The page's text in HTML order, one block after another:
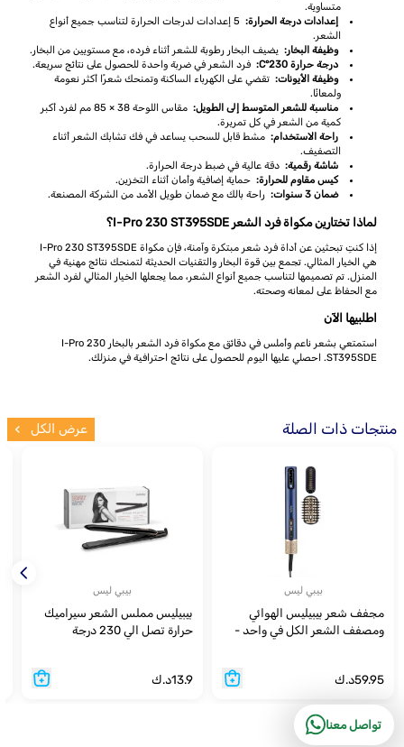
متساوية.
إعدادات درجة الحرارة:
5 إعدادات لدرجات الحرارة لتناسب جميع أنواع
الشعر.
وظيفة البخار: يضيف البخار رطوبة للشعر أثناء فرده، مع مستويين من البخار.
درجة حرارة 230°C:
فرد الشعر في ضربة واحدة للحصول على نتائج سريعة.
وظيفة الأيونات: تقضي على الكهرباء الساكنة وتمنحك شعرًا أكثر نعومة
ولمعانًا.
مناسبة للشعر المتوسط إلى الطويل:
مقاس اللوحة 38 × 85 مم لفرد أكبر
كمية من الشعر في كل تمريرة.
راحة الاستخدام: مشط قابل للسحب يساعد في فك تشابك الشعر أثناء
التصفيف.
شاشة رقمية: دقة عالية في ضبط درجة الحرارة.
كيس مقاوم للحرارة: حماية إضافية وأمان أثناء التخزين.
ضمان 3 سنوات:
راحة بالك مع ضمان طويل الأمد من الشركة المصنعة.
لماذا تختارين مكواة فرد الشعر I-Pro 230 ST395SDE؟
إذا كنتِ تبحثين عن أداة فرد شعر مبتكرة وآمنة، فإن مكواة I-Pro 230 ST395SDE
هي الخيار المثالي. تجمع بين قوة البخار والتقنيات الحديثة لتمنحك نتائج مهنية في
المنزل. تم تصميمها لتناسب جميع أنواع الشعر، مما يجعلها الخيار المثالي لفرد الشعر
مع الحفاظ على لمعانه وصحته.
اطلبيها الآن
استمتعي بشعر ناعم وأملس في دقائق مع مكواة فرد الشعر بالبخار I-Pro 230
ST395SDE. احصلي عليها اليوم للحصول على نتائج احترافية في منزلك.
منتجات ذات الصلة عرض الكل
بيبي ليس
مجفف شعر بيبيليس الهوائي
ومصفف الشعر الكل في واحد -
59.95د.ك
بيبي ليس
بيبيليس مملس الشعر سيراميك
حرارة تصل الي 230 درجة
13.9د.ك
تواصل معنا